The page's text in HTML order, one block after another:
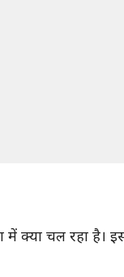
में क्या चल रहा